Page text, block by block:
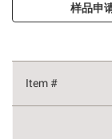
样品申